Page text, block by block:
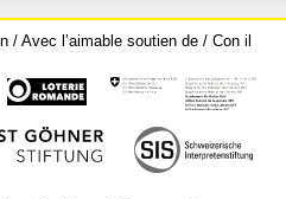
/ Avec l’aimable soutien de / Con il